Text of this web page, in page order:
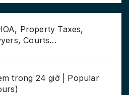
Property Taxes,
Courts…
trong 24 giờ | Popular